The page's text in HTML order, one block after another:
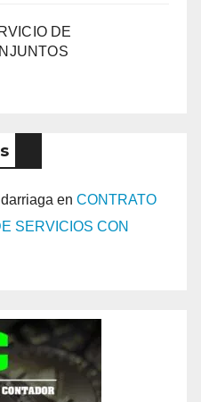
DE
en CONTRATO
SERVICIOS CON